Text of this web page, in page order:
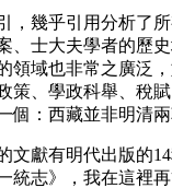
，幾乎引用分析了
、士大夫學者的歷
領域也非常之廣泛
策、學政科舉、稅
個：西藏並非明清兩
文獻有明代出版的
統志》，我在這裡